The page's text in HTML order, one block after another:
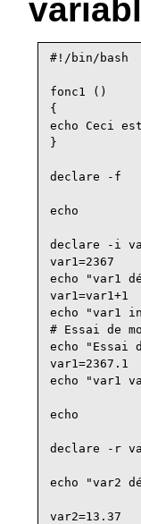
#!/bin/bash
fonc1 ()
{
echo Ceci
}
declare -f
echo
declare -i
var1=2367
echo "var1
echo "var1
# Essai de
echo "Essai
echo "var1
echo
declare -r
echo "var2